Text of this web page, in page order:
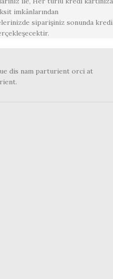
imkânlarından
siparişiniz sonunda kredi
dis nam parturient orci at